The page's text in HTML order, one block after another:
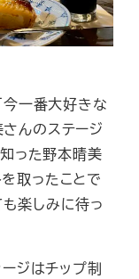
今一番大好きな
んのステージ
った野本晴美
取ったことで
楽しみに待っ
ジはチップ制